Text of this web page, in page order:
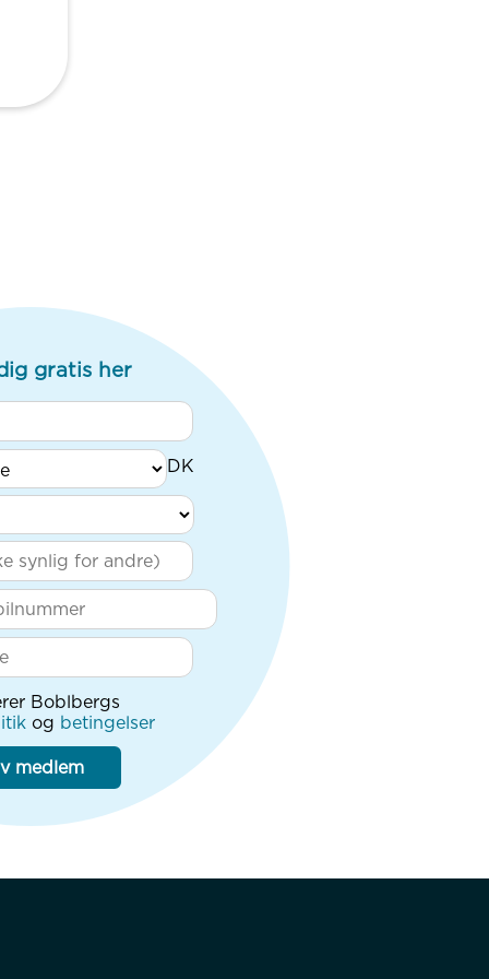
gratis her
Boblbergs
og betingelser
medlem